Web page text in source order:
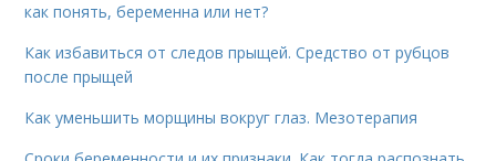
как понять, беременна или нет?
Как избавиться от следов прыщей. Средство от рубцов
после прыщей
Как уменьшить морщины вокруг глаз. Мезотерапия